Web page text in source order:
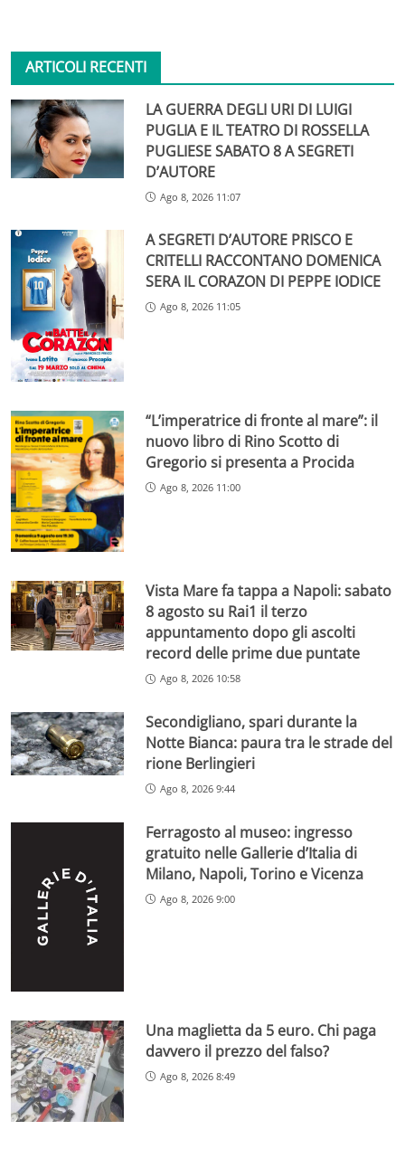
ARTICOLI RECENTI
LA GUERRA DEGLI URI DI LUIGI
PUGLIA E IL TEATRO DI ROSSELLA
PUGLIESE SABATO 8 A SEGRETI
D’AUTORE
Ago 8, 2026 11:07
A SEGRETI D’AUTORE PRISCO E
CRITELLI RACCONTANO DOMENICA
SERA IL CORAZON DI PEPPE IODICE
Ago 8, 2026 11:05
“L’imperatrice di fronte al mare”: il
nuovo libro di Rino Scotto di
Gregorio si presenta a Procida
Ago 8, 2026 11:00
Vista Mare fa tappa a Napoli: sabato
8 agosto su Rai1 il terzo
appuntamento dopo gli ascolti
record delle prime due puntate
Ago 8, 2026 10:58
Secondigliano, spari durante la
Notte Bianca: paura tra le strade del
rione Berlingieri
Ago 8, 2026 9:44
Ferragosto al museo: ingresso
gratuito nelle Gallerie d’Italia di
Milano, Napoli, Torino e Vicenza
Ago 8, 2026 9:00
Una maglietta da 5 euro. Chi paga
davvero il prezzo del falso?
Ago 8, 2026 8:49